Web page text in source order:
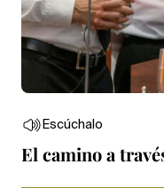
Escúchalo
El camino a